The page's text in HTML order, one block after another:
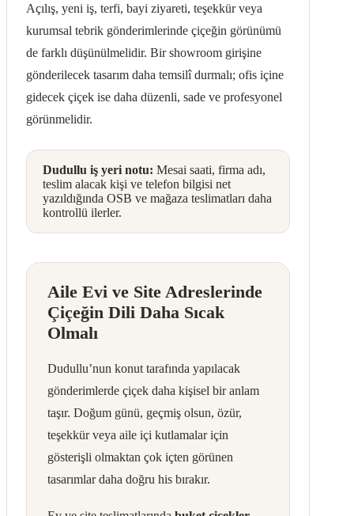
Açılış, yeni iş, terfi, bayi ziyareti, teşekkür veya
kurumsal tebrik gönderimlerinde çiçeğin görünümü
de farklı düşünülmelidir. Bir showroom girişine
gönderilecek tasarım daha temsilî durmalı; ofis içine
gidecek çiçek ise daha düzenli, sade ve profesyonel
görünmelidir.
Dudullu iş yeri notu: Mesai saati, firma adı,
teslim alacak kişi ve telefon bilgisi net
yazıldığında OSB ve mağaza teslimatları daha
kontrollü ilerler.
Aile Evi ve Site Adreslerinde
Çiçeğin Dili Daha Sıcak
Olmalı
Dudullu’nun konut tarafında yapılacak
gönderimlerde çiçek daha kişisel bir anlam
taşır. Doğum günü, geçmiş olsun, özür,
teşekkür veya aile içi kutlamalar için
gösterişli olmaktan çok içten görünen
tasarımlar daha doğru his bırakır.